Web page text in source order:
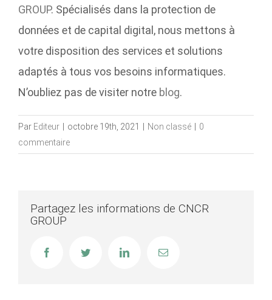
GROUP. Spécialisés dans la protection de
données et de capital digital, nous mettons à
votre disposition des services et solutions
adaptés à tous vos besoins informatiques.
N’oubliez pas de visiter notre blog.
Par Editeur octobre 19th, 2021 Non classé
0
commentaire
Partagez les informations de CNCR
GROUP
FacebookTwitter LinkedIn Email